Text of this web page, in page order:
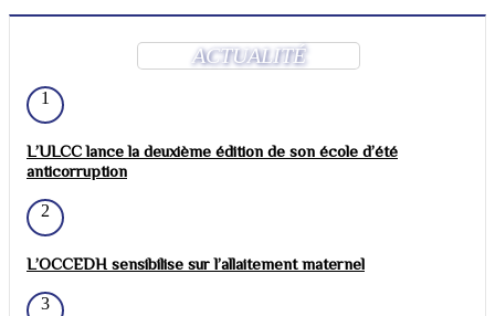
ACTUALITÉ
1
L’ULCC lance la deuxième édition de son école d’été
anticorruption
2
L’OCCEDH sensibilise sur l’allaitement maternel
3